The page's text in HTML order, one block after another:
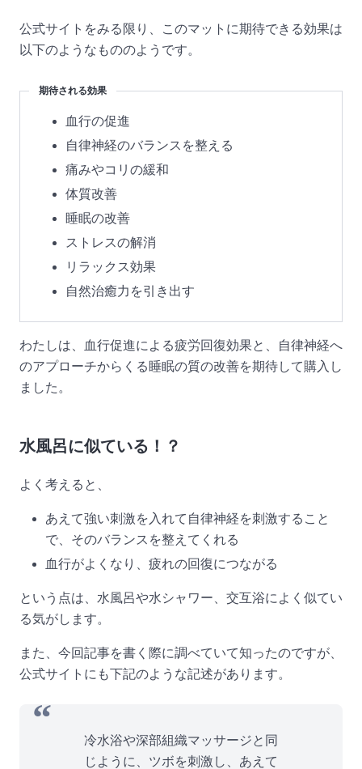
公式サイトをみる限り、このマットに期待できる効果は
以下のようなもののようです。
期待される効果
血行の促進
自律神経のバランスを整える
痛みやコリの緩和
体質改善
睡眠の改善
ストレスの解消
リラックス効果
自然治癒力を引き出す
わたしは、血行促進による疲労回復効果と、自律神経へ
のアプローチからくる睡眠の質の改善を期待して購入し
ました。
水風呂に似ている！？
よく考えると、
あえて強い刺激を入れて自律神経を刺激すること
で、そのバランスを整えてくれる
血行がよくなり、疲れの回復につながる
という点は、水風呂や水シャワー、交互浴によく似てい
る気がします。
また、今回記事を書く際に調べていて知ったのですが、
公式サイトにも下記のような記述があります。
冷水浴や深部組織マッサージと同
じように、ツボを刺激し、あえて